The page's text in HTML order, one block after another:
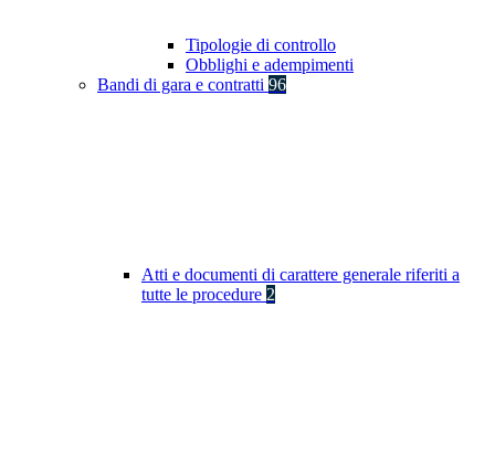
Tipologie di controllo
Obblighi e adempimenti
Bandi di gara e contratti 96
Atti e documenti di carattere generale riferiti a
tutte le procedure 2